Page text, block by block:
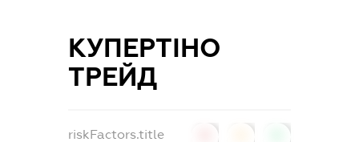
КУПЕРТІНО
ТРЕЙД
riskFactors.title